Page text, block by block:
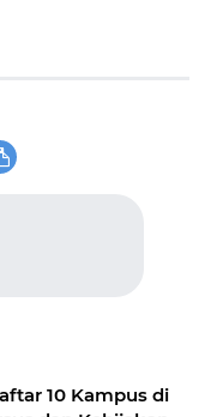
10 Kampus di